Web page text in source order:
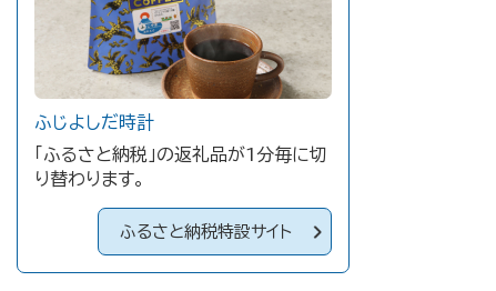
ふじよしだ時計
「ふるさと納税」の返礼品が1分毎に切
り替わります。
ふるさと納税特設サイト